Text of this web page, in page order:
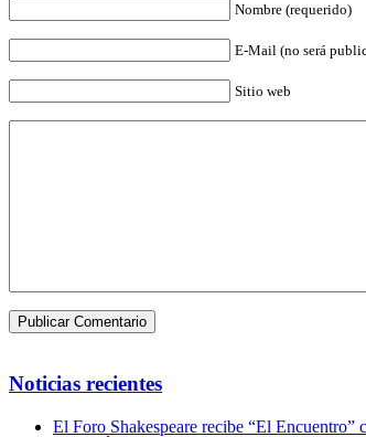
Nombre (requerido)
E-Mail (no será
Sitio web
Noticias recientes
El Foro Shakespeare recibe “El Encuentro”